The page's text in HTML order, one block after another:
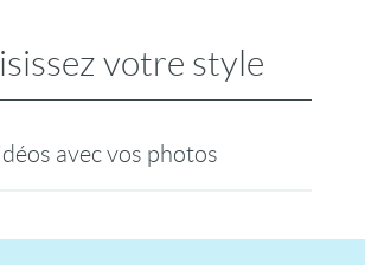
votre style
avec vos photos